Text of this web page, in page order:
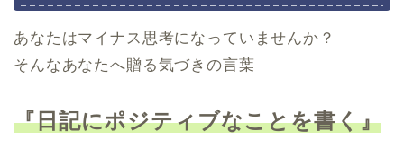
あなたはマイナス思考になっていませんか？
そんなあなたへ贈る気づきの言葉
『日記にポジティブなことを書く』